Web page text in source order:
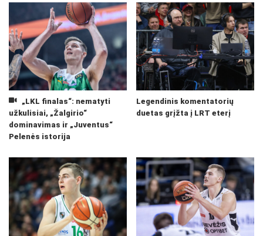
„LKL finalas“: nematyti
užkulisiai, „Žalgirio“
dominavimas ir „Juventus“
Pelenės istorija
Legendinis komentatorių
duetas grįžta į LRT eterį